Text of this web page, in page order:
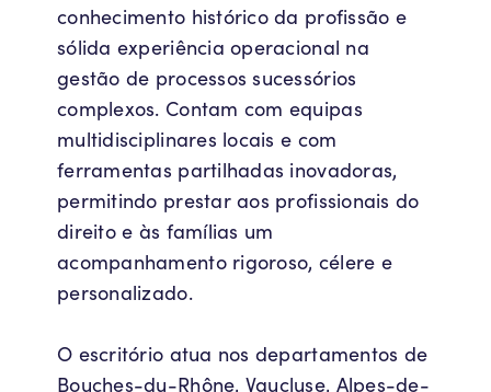
conhecimento histórico da profissão e
sólida experiência operacional na
gestão de processos sucessórios
complexos. Contam com equipas
multidisciplinares locais e com
ferramentas partilhadas inovadoras,
permitindo prestar aos profissionais do
direito e às famílias um
acompanhamento rigoroso, célere e
personalizado.
O escritório atua nos departamentos de
Bouches-du-Rhône, Vaucluse, Alpes-de-